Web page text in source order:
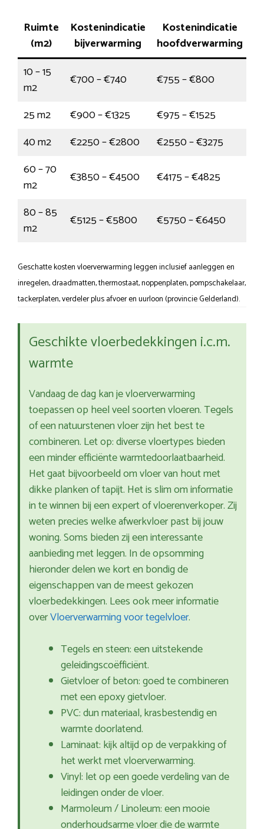
Ruimte
(m2)
Kostenindicatie
bijverwarming
Kostenindicatie
hoofdverwarming
10 – 15
m2
€700 – €740
€755 – €800
25 m2
€900 – €1325
€975 – €1525
40 m2
€2250 – €2800
€2550 – €3275
60 – 70
m2
€3850 – €4500
€4175 – €4825
80 – 85
m2
€5125 – €5800 €5750 – €6450
Geschatte kosten vloerverwarming leggen inclusief aanleggen en
inregelen, draadmatten, thermostaat, noppenplaten, pompschakelaar,
tackerplaten, verdeler plus afvoer en uurloon (provincie Gelderland).
Geschikte vloerbedekkingen i.c.m.
warmte
Vandaag de dag kan je vloerverwarming
toepassen op heel veel soorten vloeren. Tegels
of een natuurstenen vloer zijn het best te
combineren. Let op: diverse vloertypes bieden
een minder efficiënte warmtedoorlaatbaarheid.
Het gaat bijvoorbeeld om vloer van hout met
dikke planken of tapijt. Het is slim om informatie
in te winnen bij een expert of vloerenverkoper. Zij
weten precies welke afwerkvloer past bij jouw
woning. Soms bieden zij een interessante
aanbieding met leggen. In de opsomming
hieronder delen we kort en bondig de
eigenschappen van de meest gekozen
vloerbedekkingen. Lees ook meer informatie
overVloerverwarming voor tegelvloer.
Tegels en steen: een uitstekende
geleidingscoëfficiënt.
Gietvloer of beton: goed te combineren
met een epoxy gietvloer.
PVC: dun materiaal, krasbestendig en
warmte doorlatend.
Laminaat: kijk altijd op de verpakking of
het werkt met vloerverwarming.
Vinyl: let op een goede verdeling van de
leidingen onder de vloer.
Marmoleum / Linoleum: een mooie
onderhoudsarme vloer die de warmte